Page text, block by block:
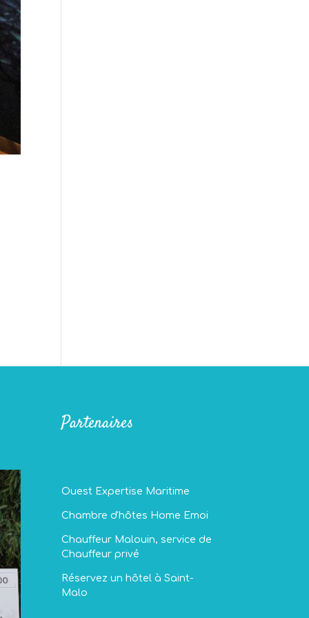
Partenaires
Ouest Expertise Maritime
Chambre d'hôtes Home Emoi
Chauffeur Malouin, service de
Chauffeur privé
Réservez un hôtel à Saint-
Malo